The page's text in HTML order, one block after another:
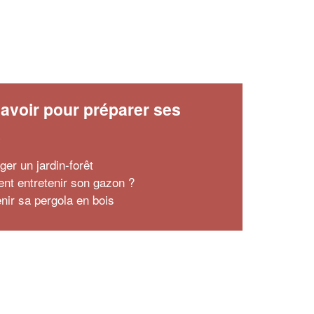
pour préparer ses
un jardin-forêt
entretenir son gazon ?
sa pergola en bois